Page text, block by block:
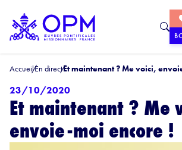
AccueilEn directEt maintenant ? Me voici,
23/10/2020
Et maintenant ? Me
envoie-moi encore !